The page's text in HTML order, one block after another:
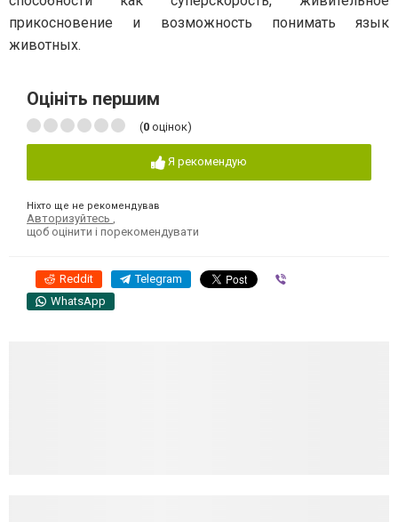
прикосновение и возможность понимать язык
животных.
Оцініть першим
(0 оцінок)
Я рекомендую
Ніхто ще не рекомендував
Авторизуйтесь
щоб оцінити і порекомендувати
Reddit Telegram
WhatsApp